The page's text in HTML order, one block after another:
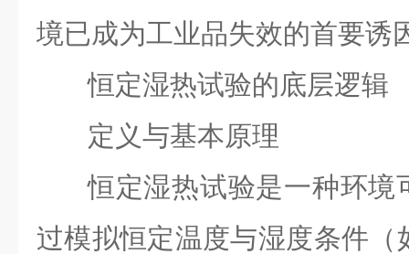
境已成为工业品失效的首要诱
恒定湿热试验的底层逻辑
定义与基本原理
恒定湿热试验是一种环境
过模拟恒定温度与湿度条件（